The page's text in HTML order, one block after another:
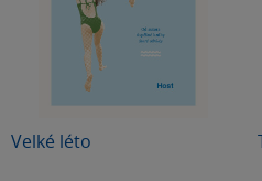
Velké léto